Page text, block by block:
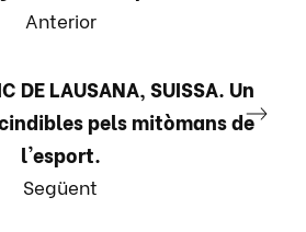
Anterior
DE LAUSANA, SUISSA. Un
pels mitòmans de
l'esport.
Següent